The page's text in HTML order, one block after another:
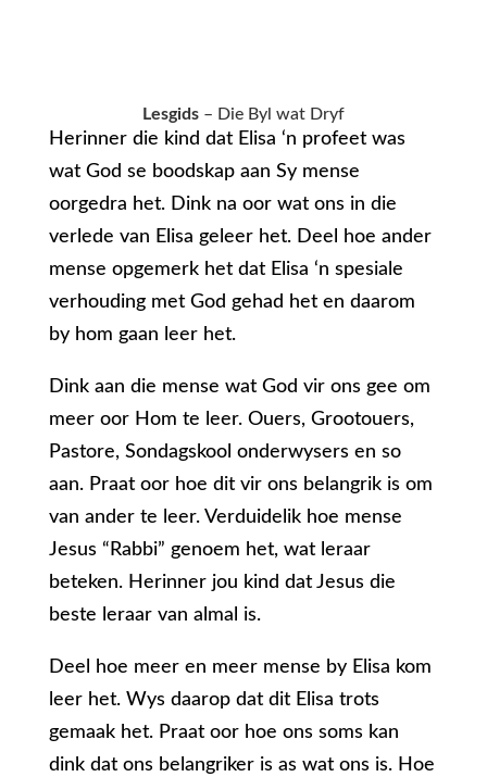
Lesgids– Die Byl wat Dryf
Herinner die kind dat Elisa ‘n profeet was
wat God se boodskap aan Sy mense
oorgedra het. Dink na oor wat ons in die
verlede van Elisa geleer het. Deel hoe ander
mense opgemerk het dat Elisa ‘n spesiale
verhouding met God gehad het en daarom
by hom gaan leer het.
Dink aan die mense wat God vir ons gee om
meer oor Hom te leer. Ouers, Grootouers,
Pastore, Sondagskool onderwysers en so
aan. Praat oor hoe dit vir ons belangrik is om
van ander te leer. Verduidelik hoe mense
Jesus “Rabbi” genoem het, wat leraar
beteken. Herinner jou kind dat Jesus die
beste leraar van almal is.
Deel hoe meer en meer mense by Elisa kom
leer het. Wys daarop dat dit Elisa trots
gemaak het. Praat oor hoe ons soms kan
dink dat ons belangriker is as wat ons is. Hoe